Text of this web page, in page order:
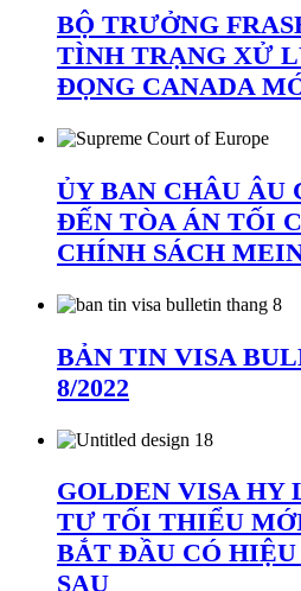
BỘ TRƯỞNG
TÌNH TRẠNG XỬ
ĐỌNG CANADA
ỦY BAN CHÂU ÂU
ĐẾN TÒA ÁN TỐI
CHÍNH SÁCH
BẢN TIN VISA
8/2022
GOLDEN VISA HY
TƯ TỐI THIỂU
BẮT ĐẦU CÓ
SAU